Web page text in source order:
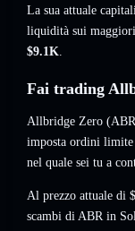
La sua attuale
liquidità sui
$9.1K.
Fai trading
Allbridge Zero
imposta ordini limite
nel quale sei tu a
Al prezzo attuale di
scambi di ABR in